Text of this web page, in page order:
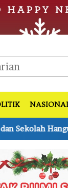
hingga